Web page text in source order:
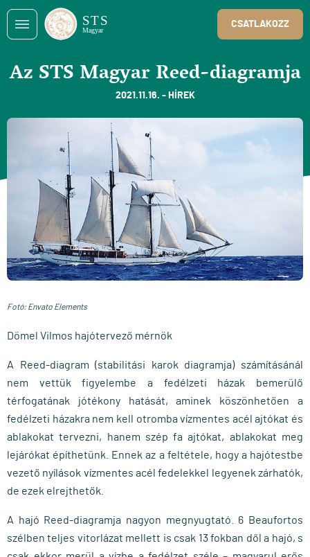
CSATLAKOZZ
Az STS Magyar Reed-diagramja
2021.11.16. - HÍREK
Fotó: Envato Elements
Dömel Vilmos hajótervező mérnök
A Reed-diagram (stabilitási karok diagramja) számí­tásánál
nem vettük figyelembe a fedélzeti házak bemerülő
térfogatának jótékony hatását, aminek köszönhetően a
fedélzeti házakra nem kell otromba ví­zmentes acél ajtókat és
ablakokat tervezni, hanem szép fa ajtókat, ablakokat meg
lejárókat építhetünk. Ennek az a feltétele, hogy a hajótestbe
vezető nyí­lások ví­zmentes acél fedelekkel legyenek zárhatók,
de ezek elrejthetők.
A hajó Reed-diagramja nagyon megnyugtató. 6 Beaufortos
szélben teljes vitorlázat mellett is csak 13 fokban dől a hajó, s